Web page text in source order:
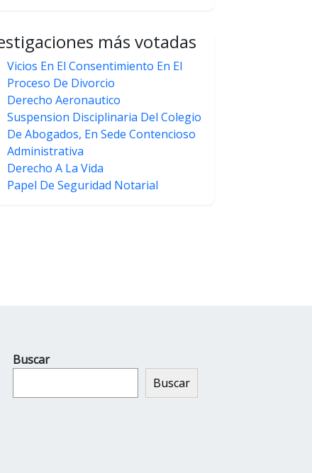
más votadas
Vicios En El Consentimiento En El
Proceso De Divorcio
Derecho Aeronautico
Suspension Disciplinaria Del Colegio
De Abogados, En Sede Contencioso
Administrativa
Derecho A La Vida
Papel De Seguridad Notarial
Buscar
Buscar